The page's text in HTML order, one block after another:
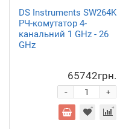
DS Instruments SW264K
РЧ-комутатор 4-
канальний 1 GHz - 26
GHz
65742грн.
+
-